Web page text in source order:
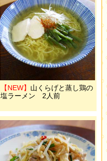
【NEW】 山くらげと蒸し鶏の
塩ラーメン 2人前